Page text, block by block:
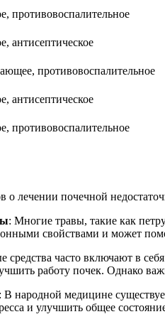
противовоспалительное
антисептическое
противовоспалительное
антисептическое
противовоспалительное
о лечении почечной
: Многие травы, такие как
свойствами и может
средства часто включают в
работу почек. Однако
: В народной медицине
и улучшить общее